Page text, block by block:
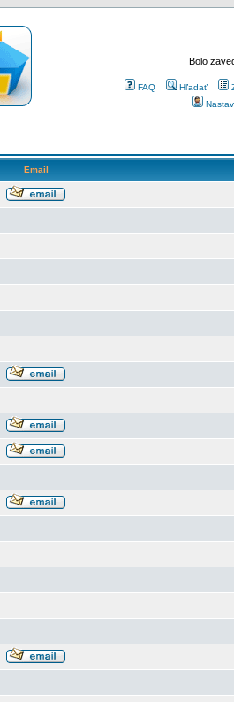
Bolo
FAQ Hľadať
Email